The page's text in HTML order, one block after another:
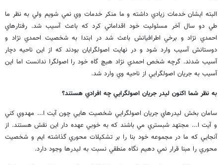
البته ايشان خدمات زيادي داشته و ما منکر خدمات وي نمي شويم ولي به نظر ما
طي دو سال آخر مسئوليت خود اقداماتي کرد که باعث آسيب شد. رفتارهاي
احمدي نژاد و برخي اطرافيانش باعث شد در ابتدا به شخصيت احمدي نژاد و
دوستانش آسيب وارد شود و در نهايت اصولگرايان بودند که از اين ناحيه دچار
آسيب شدند. گرچه شخص احمدي نژاد هيچ گاه خود را اصولگرا ندانست اما اين
آسيب به جريان اصولگرايي از ناحيه وي وارد شد.
به نظر شما اکنون ليدر جريان اصولگرايي چه افرادي هستند؟
سامان بخش ليدرهاي جريان اصولگرايي شخصيت هايي چون آيت ا... مهدوي کني
و آيت ا... مجتهد شبستري مي باشند که به خوبي عهده دار اين نقش هستند. از
آنجايي که ما در مجموعه خود بنا را بر تشکيلات محوري گذاشته ايم و شخصيت
محوري را مبنا قرار نمي دهيم نگاه منطقي نسبت به ليدرها وجود دارد.